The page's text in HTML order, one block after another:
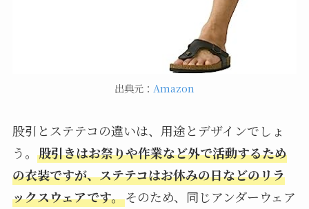
出典元： Amazon
股引とステテコの違いは、用途とデザインでしょ
う。 股引きはお祭りや作業など外で活動するため
の衣装ですが、ステテコはお休みの日などのリラ
ックスウェアです。そのため、同じアンダーウェア